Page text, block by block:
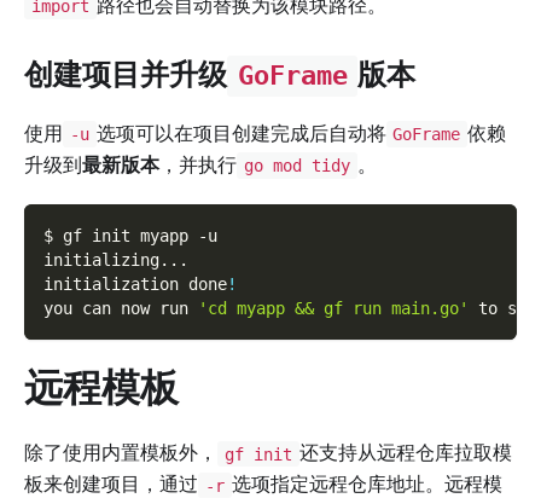
import
创建项目并升级 GoFrame 版本
使用 -u 选项可以在项目创建完成后自动将 GoFrame 依赖
升级到最新版本，并执行 go mod tidy 。
$ gf init myapp
-u
initializing.. .
initialization done!
you can now run
'cd myapp && gf run main.go' to
远程模板
除了使用内置模板外， gf init 还支持从远程仓库拉取模
板来创建项目，通过 -r 选项指定远程仓库地址。远程模